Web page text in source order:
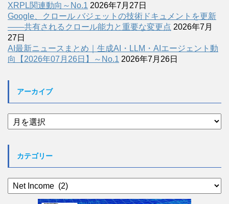
XRPL関連動向～No.1 2026年7月27日
Google、クロール バジェットの技術ドキュメントを更新
――共有されるクロール能力と重要な変更点 2026年7月
27日
AI最新ニュースまとめ｜生成AI・LLM・AIエージェント動
向【2026年07月26日】～No.1 2026年7月26日
アーカイブ
ア
ー
カテゴリー
カ
テ